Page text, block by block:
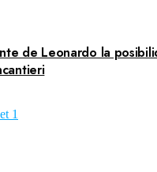
de Leonardo la
1